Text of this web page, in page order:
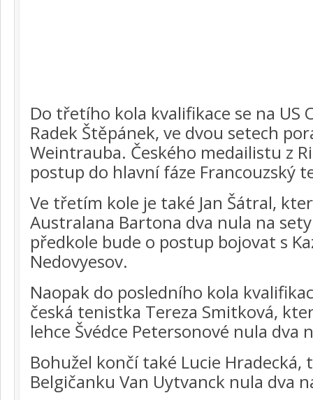
Do třetího kola kvalifikace se na US
Radek Štěpánek, ve dvou setech
Weintrauba. Českého medailistu z
postup do hlavní fáze Francouzský
Ve třetím kole je také Jan Šátral,
Australana Bartona dva nula na
předkole bude o postup bojovat s
Nedovyesov.
Naopak do posledního kola
česká tenistka Tereza Smitková,
lehce Švédce Petersonové nula dva
Bohužel končí také Lucie Hradecká,
Belgičanku Van Uytvanck nula dva